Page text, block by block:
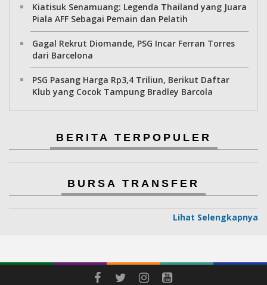
Kiatisuk Senamuang: Legenda Thailand yang Juara
Piala AFF Sebagai Pemain dan Pelatih
Gagal Rekrut Diomande, PSG Incar Ferran Torres
dari Barcelona
PSG Pasang Harga Rp3,4 Triliun, Berikut Daftar
Klub yang Cocok Tampung Bradley Barcola
BERITA TERPOPULER
BURSA TRANSFER
Lihat Selengkapnya